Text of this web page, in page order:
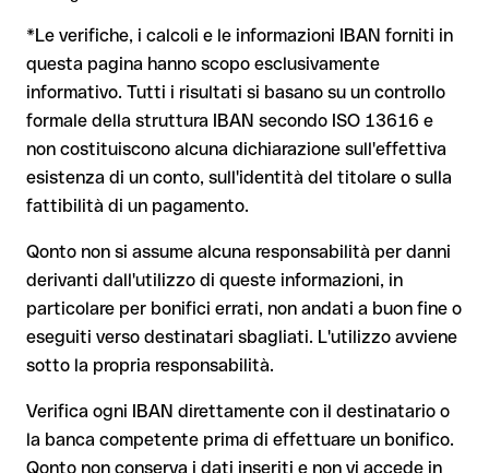
valida.
Dal 9 ottobre 2025, prima della conferma del pagamento, la
tua banca verifica la corrispondenza tra l'IBAN e il nome del
beneficiarioe te lo comunica. Questo controllo non blocca il
pagamento, la decisione finale resta tua, e non si applica ai
Consiglio
: chiedi al destinatario di confermare l'IBAN per
importi elevati. L'esistenza di un conto può essere verificata
esclusivamente da Danske Bank stessa o tramite un bonifico
La banca destinataria è tenuta a collaborare per il recupero
Il tuo istituto avvia su richiesta una procedura di richiamo
Il rimborso non è però garantito, soprattutto se il
destinatario ha già prelevato il denaro
Per i bonifici internazionali fuori dall'area SEPA, il recupero è
molto più complesso e comporta commissioni aggiuntive
bonifici SEPA in euro, prima della conferma del pagamento la
tua banca verifica la corrispondenza tra l'IBAN e il nome del
beneficiario. Se i dati non coincidono, ricevi un avviso che ti
consente di individuare l'errore prima di procedere. Questo
controllo non blocca il pagamento, la decisione finale resta
Consiglio: verifica ogni IBAN prima di un bonifico con il nostro
*Le verifiche, i calcoli e le informazioni IBAN forniti in
questa pagina hanno scopo esclusivamente
informativo. Tutti i risultati si basano su un controllo
formale della struttura IBAN secondo ISO 13616 e
non costituiscono alcuna dichiarazione sull'effettiva
esistenza di un conto, sull'identità del titolare o sulla
fattibilità di un pagamento.
Qonto non si assume alcuna responsabilità per danni
derivanti dall'utilizzo di queste informazioni, in
particolare per bonifici errati, non andati a buon fine o
eseguiti verso destinatari sbagliati. L'utilizzo avviene
sotto la propria responsabilità.
Verifica ogni IBAN direttamente con il destinatario o
la banca competente prima di effettuare un bonifico.
Qonto non conserva i dati inseriti e non vi accede in